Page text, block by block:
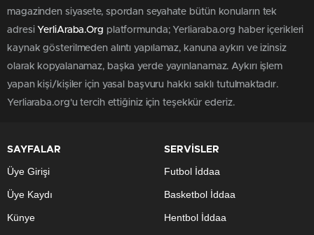
magazinden siyasete, spordan seyahate bütün konuların tek
adresiYerliAraba.Org platformunda; Yerliaraba.org haber içerikleri
kaynak gösterilmeden alıntı yapılamaz, kanuna aykırı ve izinsiz
olarak kopyalanamaz, başka yerde yayınlanamaz. Aykırı işlem
yapan kişi/kişiler için yasal başvuru hakkı saklı tutulmaktadır.
Yerliaraba.org'u tercih ettiğiniz için teşekkür ederiz.
SAYFALAR
Üye Girişi
Üye Kaydı
Künye
SERVİSLER
Futbol İddaa
Basketbol İddaa
Hentbol İddaa